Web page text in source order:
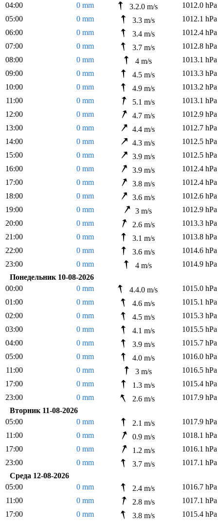
04:00
0 mm 3.2.0 m/s
1012.0 hPa
05:00
0 mm 3.3 m/s
1012.1 hPa
06:00
0 mm 3.4 m/s
1012.4 hPa
07:00
0 mm 3.7 m/s
1012.8 hPa
08:00
0 mm 4 m/s
1013.1 hPa
09:00
0 mm 4.5 m/s
1013.3 hPa
10:00
0 mm 4.9 m/s
1013.2 hPa
11:00
0 mm 5.1 m/s
1013.1 hPa
12:00
0 mm 4.7 m/s
1012.9 hPa
13:00
0 mm 4.4 m/s
1012.7 hPa
14:00
0 mm 4.3 m/s
1012.5 hPa
15:00
0 mm 3.9 m/s
1012.5 hPa
16:00
0 mm 3.9 m/s
1012.4 hPa
17:00
0 mm 3.8 m/s
1012.4 hPa
18:00
0 mm 3.6 m/s
1012.6 hPa
19:00
0 mm 3 m/s
1012.9 hPa
20:00
0 mm 2.6 m/s
1013.3 hPa
21:00
0 mm 3.1 m/s
1013.8 hPa
22:00
0 mm 3.6 m/s
1014.6 hPa
23:00
0 mm 4 m/s
1014.9 hPa
Понедельник 10-08-2026
00:00
0 mm 4.4.0 m/s
1015.0 hPa
01:00
0 mm 4.6 m/s
1015.1 hPa
02:00
0 mm 4.5 m/s
1015.3 hPa
03:00
0 mm 4.1 m/s
1015.5 hPa
04:00
0 mm 3.9 m/s
1015.7 hPa
05:00
0 mm 4.0 m/s
1016.0 hPa
11:00
0 mm 3 m/s
1016.5 hPa
17:00
0 mm 1.3 m/s
1015.4 hPa
23:00
0 mm 2.6 m/s
1017.9 hPa
Вторник 11-08-2026
05:00
0 mm 2.1 m/s
1017.9 hPa
11:00
0 mm 0.9 m/s
1018.1 hPa
17:00
0 mm 1.2 m/s
1016.1 hPa
23:00
0 mm 3.7 m/s
1017.1 hPa
Среда 12-08-2026
05:00
0 mm 2.4 m/s
1016.7 hPa
11:00
0 mm 2.8 m/s
1017.1 hPa
17:00
0 mm 3.8 m/s
1015.4 hPa